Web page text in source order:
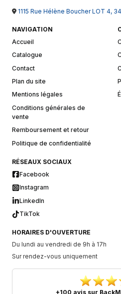
1115 Rue Hélène Boucher LOT 4,
NAVIGATION
Accueil
Catalogue
Contact
Plan du site
Mentions légales
Conditions générales de
vente
Remboursement et retour
Politique de confidentialité
RÉSEAUX SOCIAUX
Facebook
Instagram
LinkedIn
TikTok
HORAIRES D'OUVERTURE
Du lundi au vendredi de 9h à 17h
Sur rendez-vous uniquement
+100 avis sur